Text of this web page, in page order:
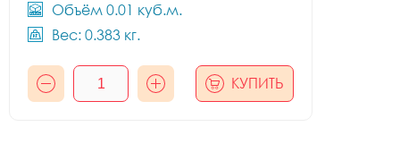
Объём 0.01 куб.м.
Вес: 0.383 кг.
КУПИТЬ